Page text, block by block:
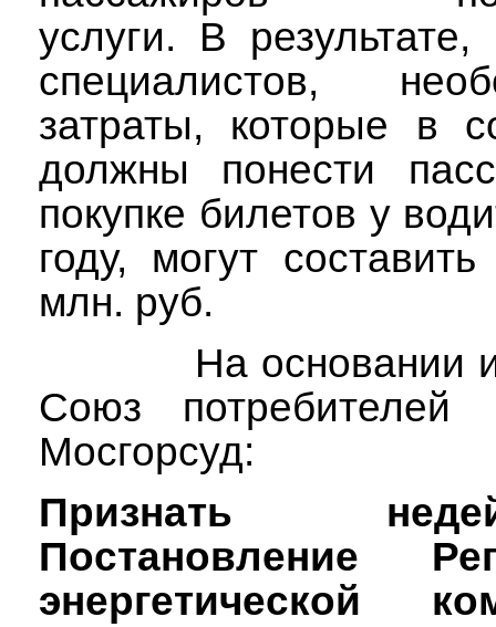
услуги. В
специалистов,
затраты, которые в
должны понести
покупке билетов у
году, могут
млн. руб.
На основании
Союз
Мосгорсуд:
Признать
Постановление
энергетической